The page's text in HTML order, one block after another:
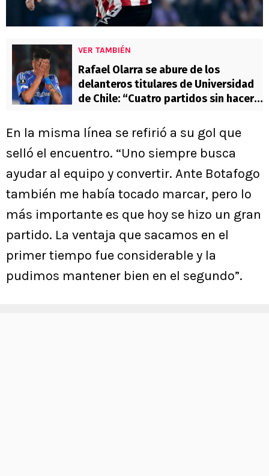
VER TAMBIÉN
Rafael Olarra se abure de los
delanteros titulares de Universidad
de Chile: “Cuatro partidos sin hacer
En la misma línea se refirió a su gol que
selló el encuentro. “Uno siempre busca
ayudar al equipo y convertir. Ante Botafogo
también me había tocado marcar, pero lo
más importante es que hoy se hizo un gran
partido. La ventaja que sacamos en el
primer tiempo fue considerable y la
pudimos mantener bien en el segundo”.